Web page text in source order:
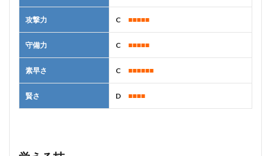
攻撃力 C ■■■■■
守備力 C ■■■■■
素早さ C ■■■■■■
賢さ D ■■■■